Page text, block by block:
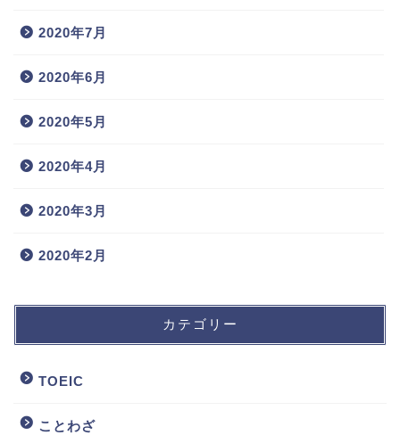
2020年7月
2020年6月
2020年5月
2020年4月
2020年3月
2020年2月
カテゴリー
TOEIC
ことわざ